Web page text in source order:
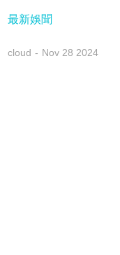
最新娛聞
cloud Nov 28 2024